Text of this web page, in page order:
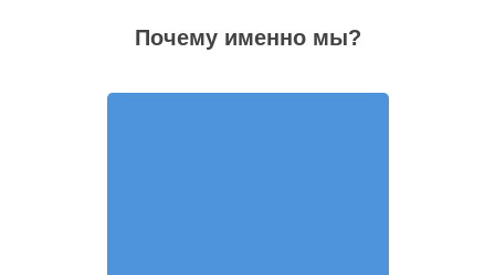
Почему именно мы?